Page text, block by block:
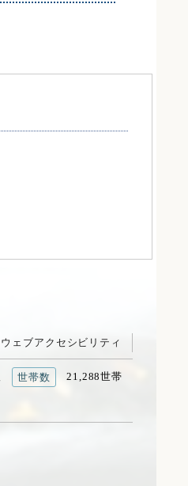
ウェブアクセシビリティ
世帯数 21,288世帯